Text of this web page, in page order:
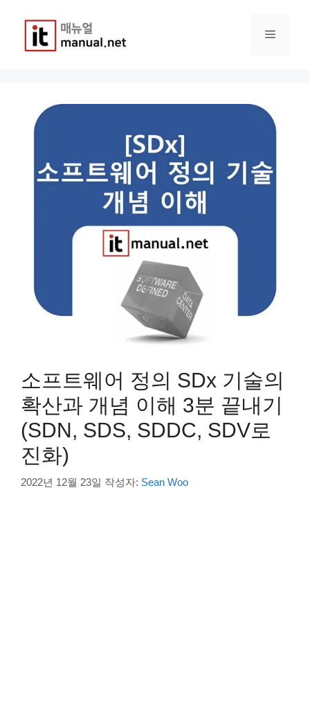
메
소프트웨어 정의 SDx 기술의
확산과 개념 이해 3분 끝내기
(SDN, SDS, SDDC, SDV로
진화)
2022년 12월 23일 작성자: Sean Woo